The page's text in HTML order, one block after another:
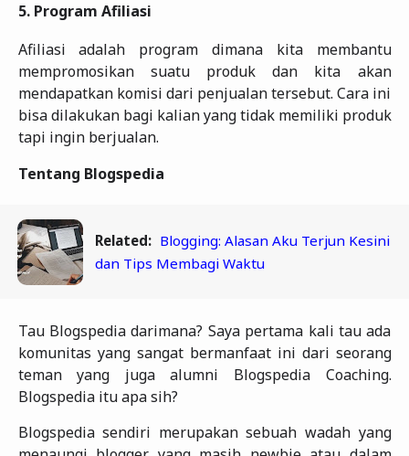
5. Program Afiliasi
Afiliasi adalah program dimana kita membantu
mempromosikan suatu produk dan kita akan
mendapatkan komisi dari penjualan tersebut. Cara ini
bisa dilakukan bagi kalian yang tidak memiliki produk
tapi ingin berjualan.
Tentang Blogspedia
Related: Blogging: Alasan Aku Terjun Kesini
dan Tips Membagi Waktu
Tau Blogspedia darimana? Saya pertama kali tau ada
komunitas yang sangat bermanfaat ini dari seorang
teman yang juga alumni Blogspedia Coaching.
Blogspedia itu apa sih?
Blogspedia sendiri merupakan sebuah wadah yang